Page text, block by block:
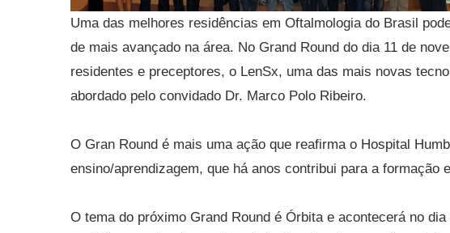
Uma das melhores residências em Oftalmologia do Brasil
de mais avançado na área. No Grand Round do dia 11 de
residentes e preceptores, o LenSx, uma das mais novas
abordado pelo convidado Dr. Marco Polo Ribeiro.
O Gran Round é mais uma ação que reafirma o Hospital
ensino/aprendizagem, que há anos contribui para a formação
O tema do próximo Grand Round é Órbita e acontecerá no